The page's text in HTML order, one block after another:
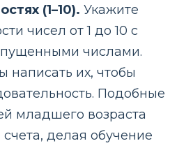
(1–10). Укажите
чисел от 1 до 10 с
числами.
их, чтобы
Подобные
младшего возраста
делая обучение